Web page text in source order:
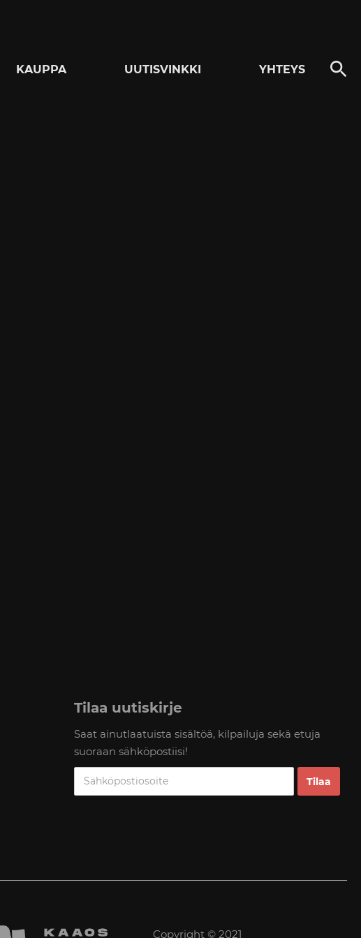
KAUPPA UUTISVINKKI YHTEYS
Tilaa uutiskirje
Saat ainutlaatuista sisältöä, kilpailuja sekä etuja
suoraan sähköpostiisi!
Copyright © 2021